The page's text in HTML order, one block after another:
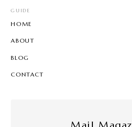
GUIDE
HOME
ABOUT
BLOG
CONTACT